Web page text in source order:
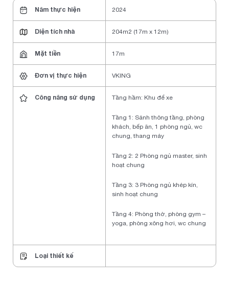
Năm thực hiện 2024
Diện tích nhà 204m2 (17m x 12m)
Mặt tiền 17m
Đơn vị thực hiện VKING
Công năng sử dụng Tầng hầm: Khu để xe
Tầng 1: Sảnh thông tầng, phòng
khách, bếp ăn, 1 phòng ngủ, wc
chung, thang máy
Tầng 2: 2 Phòng ngủ master, sinh
hoạt chung
Tầng 3: 3 Phòng ngủ khép kín,
sinh hoạt chung
Tầng 4: Phòng thờ, phòng gym –
yoga, phòng xông hơi, wc chung
Loại thiết kế